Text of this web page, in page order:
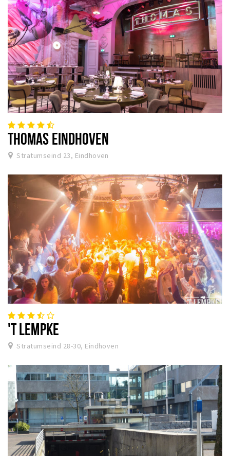
THOMAS EINDHOVEN
Stratumseind 23, Eindhoven
'T LEMPKE
Stratumseind 28-30, Eindhoven